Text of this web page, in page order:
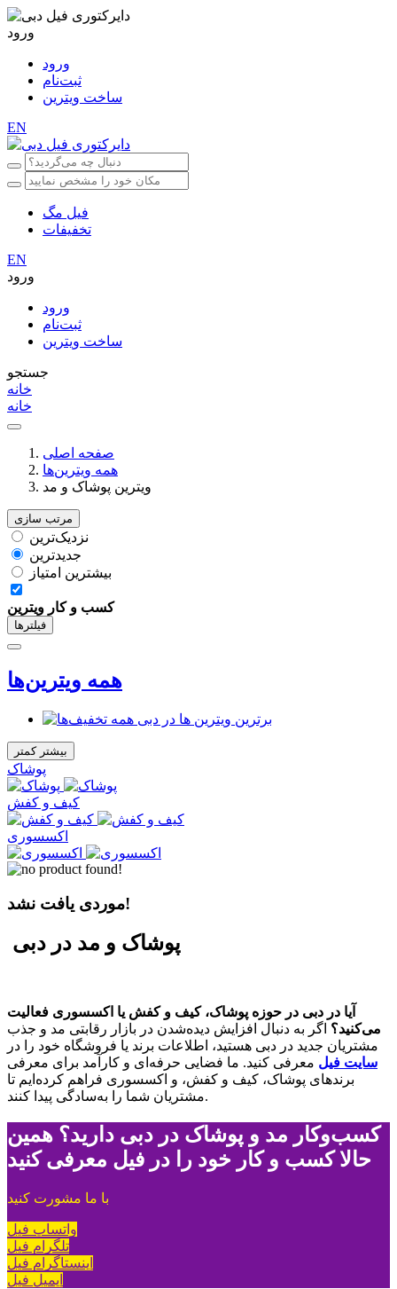
ورود
ورود
ثبت‌نام
ساخت ویترین
EN
فیل مگ
تخفیفات
EN
ورود
ورود
ثبت‌نام
ساخت ویترین
جستجو
خانه
خانه
صفحه اصلی
همه ویترین‌ها
ویترین پوشاک و مد
مرتب سازی
نزدیک‌ترین
جدیدترین
بیشترین امتیاز
کسب‌ و کار ویترین
فیلتر‌ها
همه ویترین‌ها
برترین ویترین ها در دبی
بیشترکمتر
پوشاک
کیف‌ و کفش
اکسسوری
موردی یافت نشد!
پوشاک و مد در دبی
آیا در دبی در حوزه پوشاک، کیف و کفش یا اکسسوری فعالیت
می‌کنید؟ اگر به دنبال افزایش دیده‌شدن در بازار رقابتی مد و جذب
مشتریان جدید در دبی هستید، اطلاعات برند یا فروشگاه خود را در
سایت فیل معرفی کنید. ما فضایی حرفه‌ای و کارآمد برای معرفی
برندهای پوشاک، کیف و کفش، و اکسسوری فراهم کرده‌ایم تا
مشتریان شما را به‌سادگی پیدا کنند.
کسب‌وکار مد و پوشاک در دبی دارید؟ همین
حالا کسب و کار خود را در فیل معرفی کنید
با ما مشورت کنید
واتساپ فیل
تلگرام فیل
اینستاگرام فیل
ایمیل فیل